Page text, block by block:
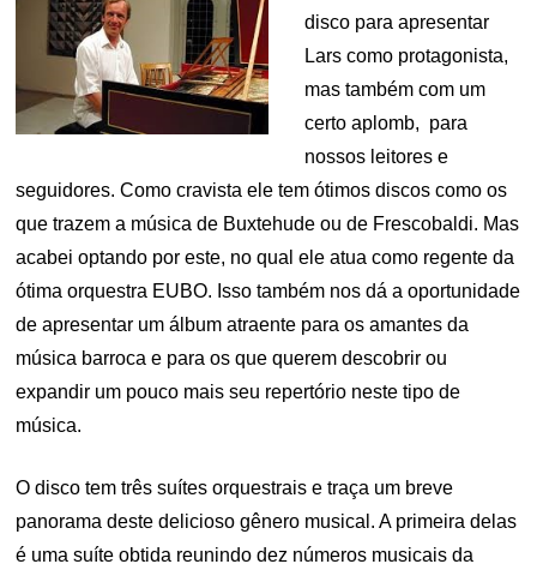
disco para apresentar
Lars como protagonista,
mas também com um
certo aplomb, para
nossos leitores e
seguidores. Como cravista ele tem ótimos discos como os
que trazem a música de Buxtehude ou de Frescobaldi. Mas
acabei optando por este, no qual ele atua como regente da
ótima orquestra EUBO. Isso também nos dá a oportunidade
de apresentar um álbum atraente para os amantes da
música barroca e para os que querem descobrir ou
expandir um pouco mais seu repertório neste tipo de
música.
O disco tem três suítes orquestrais e traça um breve
panorama deste delicioso gênero musical. A primeira delas
é uma suíte obtida reunindo dez números musicais da